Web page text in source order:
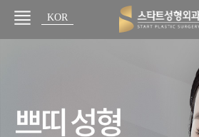
KOR
JPN